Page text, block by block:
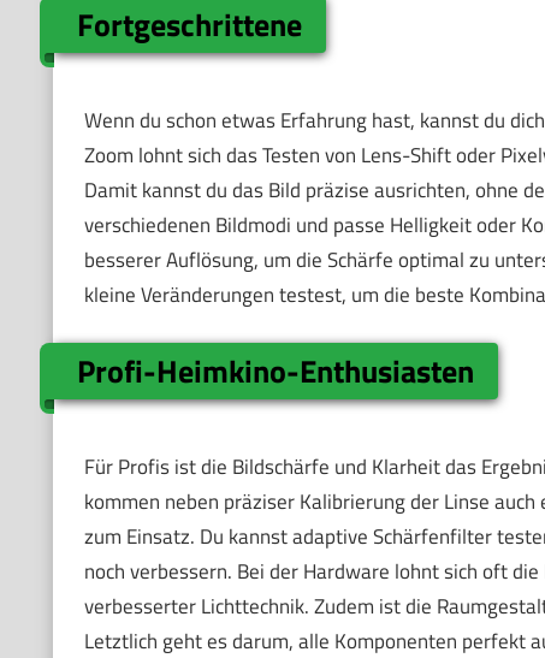
Fortgeschrittene
Wenn du schon etwas Erfahrung hast, kannst du
Zoom lohnt sich das Testen von Lens-Shift oder
Damit kannst du das Bild präzise ausrichten, ohne
verschiedenen Bildmodi und passe Helligkeit oder
besserer Auflösung, um die Schärfe optimal zu
kleine Veränderungen testest, um die beste
Profi-Heimkino-Enthusiasten
Für Profis ist die Bildschärfe und Klarheit das
kommen neben präziser Kalibrierung der Linse
zum Einsatz. Du kannst adaptive Schärfenfilter
noch verbessern. Bei der Hardware lohnt sich oft
verbesserter Lichttechnik. Zudem ist die
Letztlich geht es darum, alle Komponenten perfekt